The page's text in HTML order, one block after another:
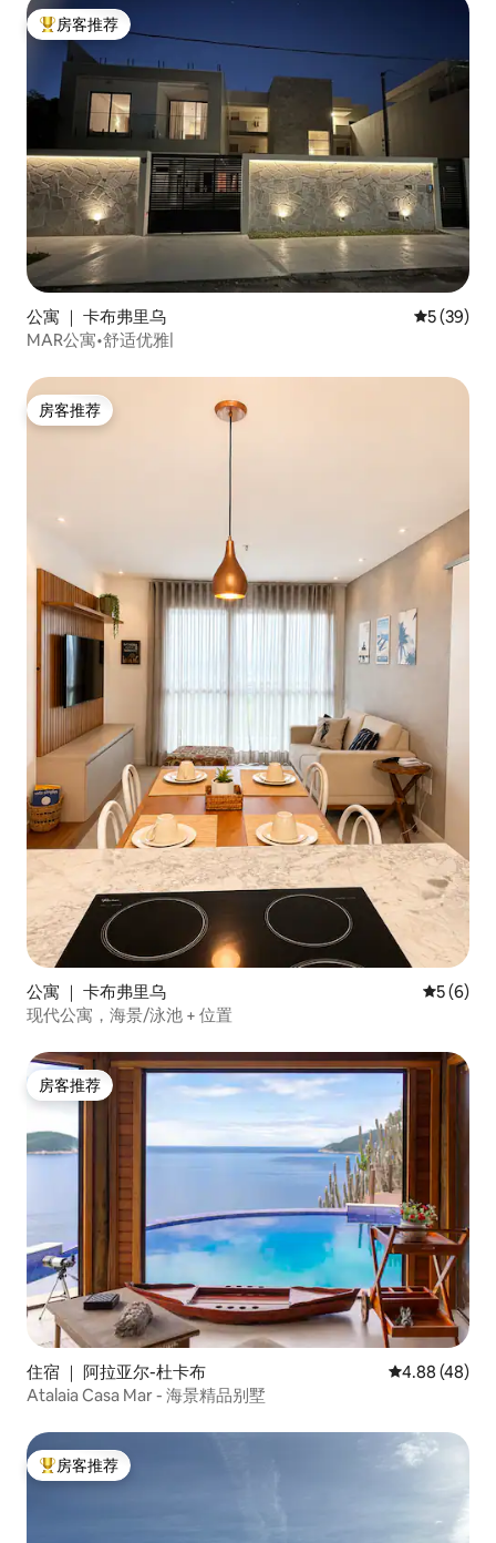
热门「房客推荐」
房客推荐
公寓 ｜ 卡布弗里乌 平均评分
5 (39)
MAR公寓•舒适优雅|
房客推荐
房客推荐
公寓 ｜ 卡布弗里乌 平均评分
5 (6)
现代公寓，海景/泳池 + 位置
房客推荐
房客推荐
住宿 ｜ 阿拉亚尔-杜卡布 平均评分
4.88 (48)
Atalaia Casa Mar - 海景精品别墅
热门「房客推荐」
房客推荐